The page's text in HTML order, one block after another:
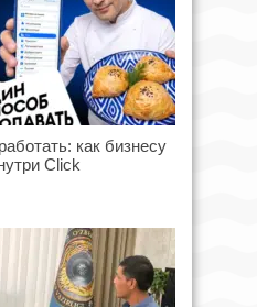
как бизнесу
Click